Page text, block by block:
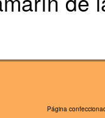
Página